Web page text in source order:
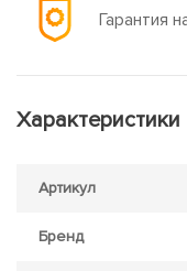
Гарантия
Характеристики
Артикул
Бренд